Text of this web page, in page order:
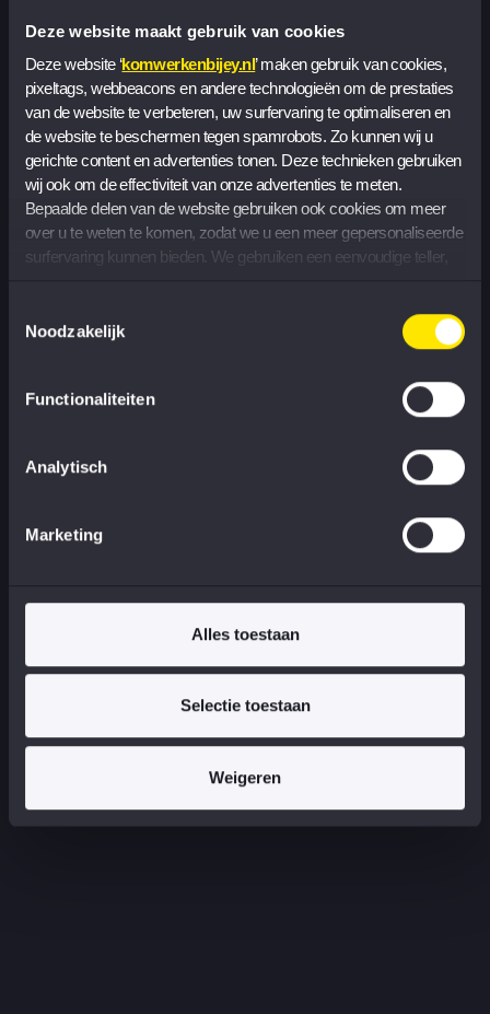
Deze website maakt gebruik van cookies
Deze website ‘komwerkenbijey.nl’ maken gebruik van cookies,
pixeltags, webbeacons en andere technologieën om de prestaties
van de website te verbeteren, uw surfervaring te optimaliseren en
de website te beschermen tegen spamrobots. Zo kunnen wij u
gerichte content en advertenties tonen. Deze technieken gebruiken
wij ook om de effectiviteit van onze advertenties te meten.
Bepaalde delen van de website gebruiken ook cookies om meer
over u te weten te komen, zodat we u een meer gepersonaliseerde
surfervaring kunnen bieden. We gebruiken een eenvoudige teller,
Noodzakelijk
Functionaliteiten
Analytisch
Marketing
Alles toestaan
Selectie toestaan
Weigeren
Meld je aan
Ben je enthousiast naar aanleiding van bovenstaand
programma, studeer jij Fiscaal Recht of Fiscale
Economie en zit je in de afrondende fase van je
bachelor of in je master? Ben je benieuwd naar M&A
binnen Tax en hoe dat er bij EY in de praktijk aan toe
Deel dit evenement